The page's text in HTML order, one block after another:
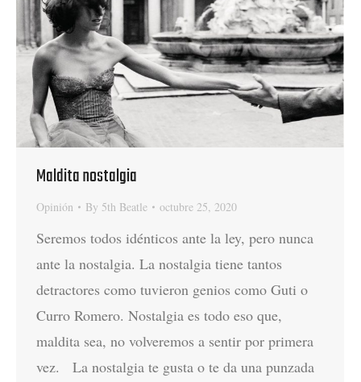
Maldita nostalgia
Opinión By 5th Beatle octubre 25, 2020
Seremos todos idénticos ante la ley, pero nunca
ante la nostalgia. La nostalgia tiene tantos
detractores como tuvieron genios como Guti o
Curro Romero. Nostalgia es todo eso que,
maldita sea, no volveremos a sentir por primera
vez. La nostalgia te gusta o te da una punzada